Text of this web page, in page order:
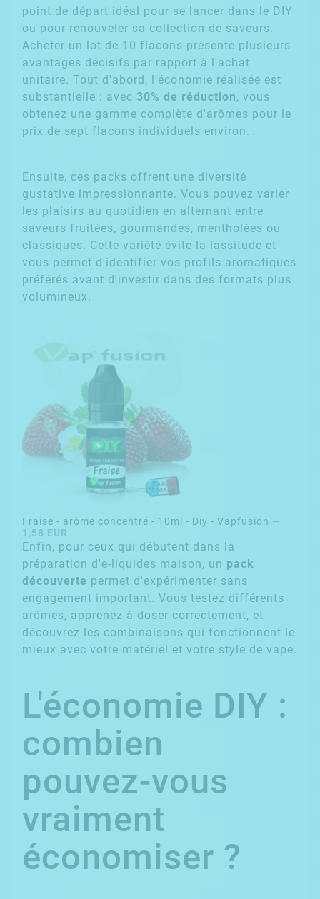
point de départ idéal pour se lancer dans le DIY
ou pour renouveler sa collection de saveurs.
Acheter un lot de 10 flacons présente plusieurs
avantages décisifs par rapport à l'achat
unitaire. Tout d'abord, l'économie réalisée est
substantielle : avec 30% de réduction, vous
obtenez une gamme complète d'arômes pour le
prix de sept flacons individuels environ.
Ensuite, ces packs offrent une diversité
gustative impressionnante. Vous pouvez varier
les plaisirs au quotidien en alternant entre
saveurs fruitées, gourmandes, mentholées ou
classiques. Cette variété évite la lassitude et
vous permet d'identifier vos profils aromatiques
préférés avant d'investir dans des formats plus
volumineux.
Fraise - arôme concentré - 10ml - Diy - Vapfusion —
1,58 EUR
Enfin, pour ceux qui débutent dans la
préparation d'e-liquides maison, un pack
découverte permet d'expérimenter sans
engagement important. Vous testez différents
arômes, apprenez à doser correctement, et
découvrez les combinaisons qui fonctionnent le
mieux avec votre matériel et votre style de vape.
L'économie DIY :
combien
pouvez-vous
vraiment
économiser ?